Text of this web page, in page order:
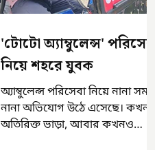
'টোটো অ্যাম্বুলেন্স' পরিসেবা
নিয়ে শহরে যুবক
অ্যাম্বুলেন্স পরিসেবা নিয়ে নানা সময়
নানা অভিযোগ উঠে এসেছে। কখনও
অতিরিক্ত ভাড়া, আবার কখনও